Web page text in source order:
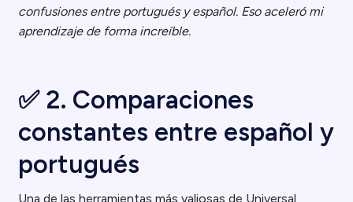
confusiones entre portugués y español. Eso aceleró mi
aprendizaje de forma increíble.
✅ 2. Comparaciones
constantes entre español y
portugués
Una de las herramientas más valiosas de Universal